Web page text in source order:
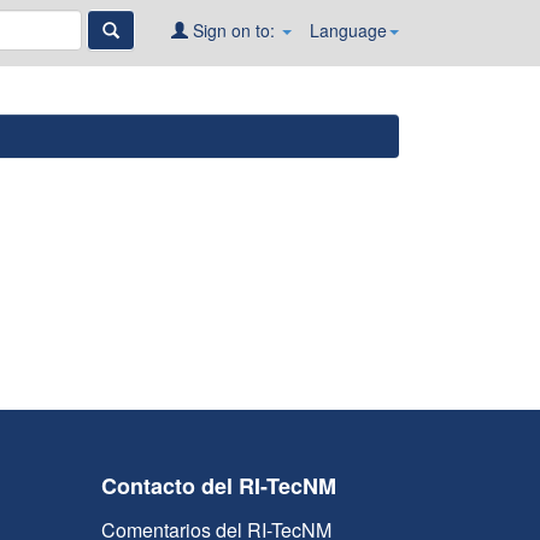
Language
Sign on to:
Contacto del RI-TecNM
Comentarios del RI-TecNM